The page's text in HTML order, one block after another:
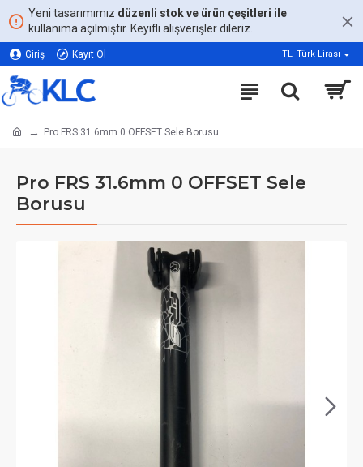
Yeni tasarımımız düzenli stok ve ürün çeşitleri ile
kullanıma açılmıştır. Keyifli alışverişler dileriz..
Giriş Kayıt Ol TL Türk Lirası
Pro FRS 31.6mm 0 OFFSET Sele Borusu
Pro FRS 31.6mm 0 OFFSET Sele
Borusu